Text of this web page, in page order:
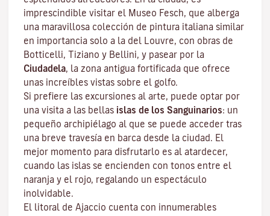
imprescindible visitar el Museo Fesch, que alberga
una maravillosa colección de pintura italiana similar
en importancia solo a la del Louvre, con obras de
Botticelli, Tiziano y Bellini, y pasear por la
Ciudadela, la zona antigua fortificada que ofrece
unas increíbles vistas sobre el golfo.
Si prefiere las excursiones al arte, puede optar por
una visita a las bellas islas de los Sanguinarios: un
pequeño archipiélago al que se puede acceder tras
una breve travesía en barca desde la ciudad. El
mejor momento para disfrutarlo es al atardecer,
cuando las islas se encienden con tonos entre el
naranja y el rojo, regalando un espectáculo
inolvidable.
El litoral de Ajaccio cuenta con innumerables